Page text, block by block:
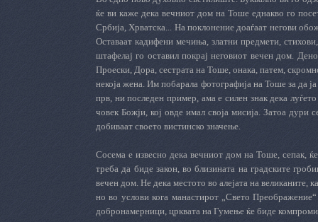
ќе ви каже дека вечниот дом на Тоше еднакво го
Србија, Хрватска... На поклонение доаѓаат негови
Оставаат кадифени мечиња, златни предмети,
штафелај го оставил покрај неговиот вечен дом.
Проески, Дора, сестрата на Тоше, онака, патем,
некоја жена. Им побарала фотографија на Тоше за да
прв, ни последен пример, ама е силен знак дека
човек Божји, кој овде имал своја мисија. Затоа
добиваат своето вистинско значење.
Сосема е извесно дека вечниот дом на Тоше, сепак,
треба да биде закон, во близината на градските
вечен дом. Не дека местото во алејата на
но во услови кога манастирот „Свето
добронамерници, црквата на Гумење ќе биде